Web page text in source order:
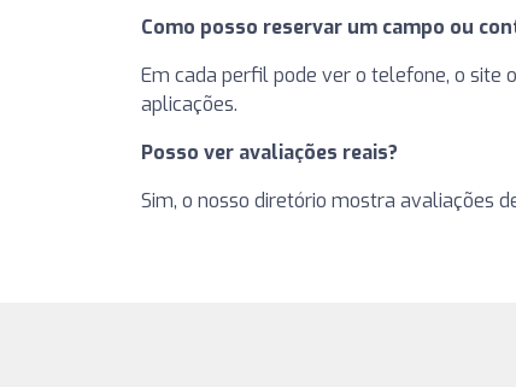
Como posso reservar um campo ou
Em cada perfil pode ver o telefone, o site
aplicações.
Posso ver avaliações reais?
Sim, o nosso diretório mostra avaliações